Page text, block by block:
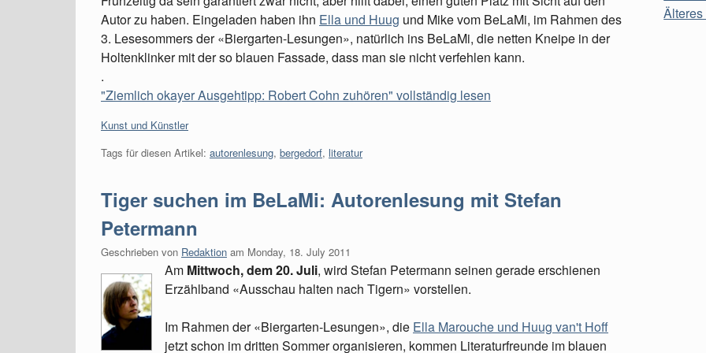
Autor zu haben. Eingeladen haben ihn Ella und Huug und Mike vom BeLaMi, im Rahmen des
3. Lesesommers der «Biergarten-Lesungen», natürlich ins BeLaMi, die netten Kneipe in der
Holtenklinker mit der so blauen Fassade, dass man sie nicht verfehlen kann.
.
"Ziemlich okayer Ausgehtipp: Robert Cohn zuhören" vollständig lesen
Kategorien:
Kunst und Künstler
Tags für diesen Artikel: autorenlesung, bergedorf, literatur
Tiger suchen im BeLaMi: Autorenlesung mit Stefan
Petermann
Geschrieben von Redaktion am Monday, 18. July 2011
Am Mittwoch, dem 20. Juli, wird Stefan Petermann seinen gerade erschienen
Erzählband «Ausschau halten nach Tigern» vorstellen.
Im Rahmen der «Biergarten-Lesungen», die Ella Marouche und Huug van't Hoff
jetzt schon im dritten Sommer organisieren, kommen Literaturfreunde im blauen
Älteres